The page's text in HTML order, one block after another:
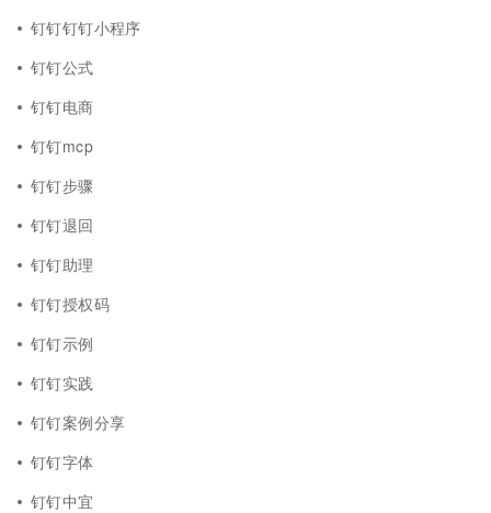
钉钉钉钉小程序
钉钉公式
钉钉电商
钉钉mcp
钉钉步骤
钉钉退回
钉钉助理
钉钉授权码
钉钉示例
钉钉实践
钉钉案例分享
钉钉字体
钉钉中宜